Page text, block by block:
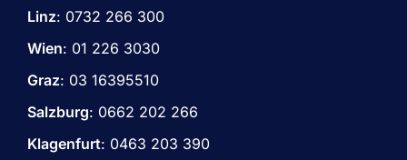
Linz: 0732 266 300
Wien: 01 226 3030
Graz: 03 16395510
Salzburg: 0662 202 266
Klagenfurt: 0463 203 390